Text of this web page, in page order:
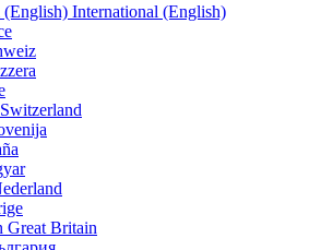
International (English)
Switzerland
Great Britain